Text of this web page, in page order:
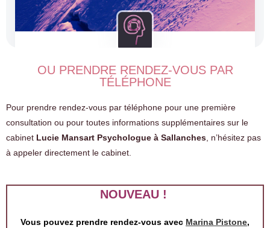
OU PRENDRE RENDEZ-VOUS PAR
TÉLÉPHONE
Pour prendre rendez-vous par téléphone pour une première
consultation ou pour toutes informations supplémentaires sur le
cabinet Lucie Mansart Psychologue à Sallanches , n’hésitez pas
à appeler directement le cabinet.
NOUVEAU !
Vous pouvez prendre rendez-vous avec Marina Pistone,